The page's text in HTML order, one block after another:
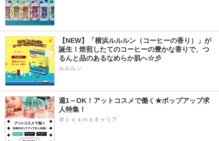
【NEW】「横浜ルルルン（コーヒーの香り）」が
誕生！焙煎したてのコーヒーの豊かな香りで、つ
るんと品のあるなめらか肌へ☆彡
ルルルン
週1～OK！アットコスメで働く★ポップアップ求
人特集！
＠ｃｏｓｍｅキャリア